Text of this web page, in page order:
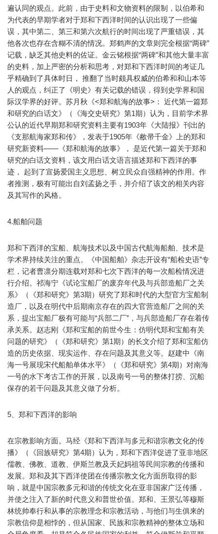
遍认同的观点。此前，由于史料和文物资料的限制，以伯希和
为代表的早期学者对于郑和下西洋时间的认识出现了一些偏
误，其中第二、第三和第六次航行的时间出现了严重错误，其
他各次也存在含糊不清的情况。郑鹤声的文章则完全根据“两碑”
记载，缺乏其他史料的佐证。金云铭根据“两碑”和其他大量丰富
的史料，加上严密的分析和思考，对郑和下西洋时间的考证几
乎精确到了具体时日， 推翻了当时颇具权威的伯希和和山本等
人的观点，纠正了《明史》有关记载的错误，得到史学界和国
际汉学界的好评。苏月秋《<郑和航海的故事>： 近代第一篇郑
和研究的白话文》（《海交史研究》第1期）认为，目前学术界
公认的近代早期郑和研究资料主要有1903年《大陆报》刊出的
《支那航海家郑和传》，发表于1905年《敝帚千金》上的郑和
研究新资料——《郑和航海的故事》， 是近代第一篇关于郑和
研究的白话文资料，该文用白话文语言描述郑和下西洋的事
迹， 起到了宣扬爱国主义思想、树立民众自强精神的作用。作
者推测，极有可能出自刘孟扬之手，并介绍了该文的相关内容
及其写作的风格。
4.船舶问题
郑和下西洋的宝船、航海技术以及中国古代航海船舶、技术是
学术界持续关注的重点。《中国船舶》杂志开设有“船检史语”专
栏，记者曹凛分期连载对郑和七次下西洋的每一次船检情况进
行介绍。祁海宁《试论宝船厂的废弃年代及与兵部造船厂之关
系》（《郑和研究》第3期）研究了郑和时代的大型官方宝船制
造厂，以及在明代中后期南京存在的四大官营造船厂之间的关
系，提出宝船厂极有可能与“兵部二厂”，与兵部造船厂存在着传
承关系。赵志刚《郑和宝船的前世今生：仿明代郑和宝船有关
问题的研究》（《郑和研究》第1期）的长文介绍了郑和宝船仿
造的历史依据、现实运作、存在问题及其意义等。赵建中《南
海一号展现宋代船舶单体水平》（《郑和研究》第4期）对南海
一号的水下考古工作的开展，以及南号一号的整体打捞、沉船
保存的若干问题及其意义做了分析。
5、郑和下西洋的影响
在宗教影响方面。马经《郑和下西洋与多元和谐宗教文化的传
播》（《回族研究》第4期）认为，郑和下西洋促进了亚非地区
儒教、佛教、道教、伊斯兰教及天妃妈祖等民间宗教的传播和
发展。郑和及其下西洋使团在传播宗教文化方面所取得的影
响，就是中国宗教多元和谐的传统文化在亚非国家广泛传播，
并使之注入了新的时代意义和普世价值。郑和、王景弘等穆斯
林统帅奉行和从事的宗教理念和宗教活动，与他们与生俱来的
宗教信仰是相悖的，但从国家、民族和宗教精神的整体立场和